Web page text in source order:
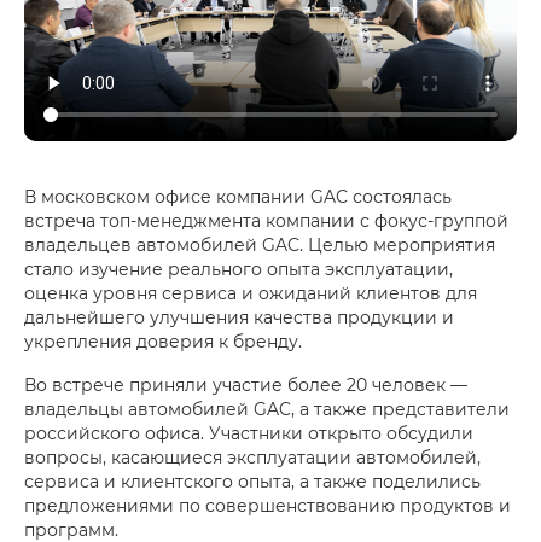
В московском офисе компании GAC состоялась
встреча топ-менеджмента компании с фокус-группой
владельцев автомобилей GAC. Целью мероприятия
стало изучение реального опыта эксплуатации,
оценка уровня сервиса и ожиданий клиентов для
дальнейшего улучшения качества продукции и
укрепления доверия к бренду.
Во встрече приняли участие более 20 человек —
владельцы автомобилей GAC, а также представители
российского офиса. Участники открыто обсудили
вопросы, касающиеся эксплуатации автомобилей,
сервиса и клиентского опыта, а также поделились
предложениями по совершенствованию продуктов и
программ.